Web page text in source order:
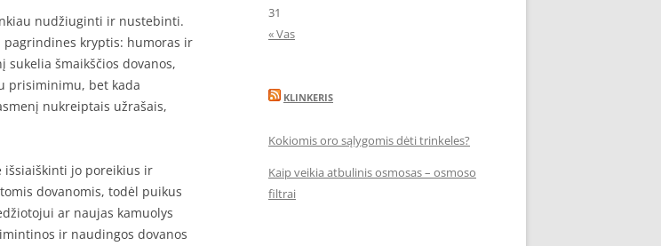
nudžiuginti ir nustebinti.
kryptis: humoras ir
šmaikščios dovanos,
prisiminimu, bet kada
nukreiptais užrašais,
išsiaiškinti jo poreikius ir
dovanomis, todėl puikus
ar naujas kamuolys
ir naudingos dovanos
31
« Vas
KLINKERIS
Kokiomis oro sąlygomis dėti trinkeles?
Kaip veikia atbulinis osmosas – osmoso
filtrai